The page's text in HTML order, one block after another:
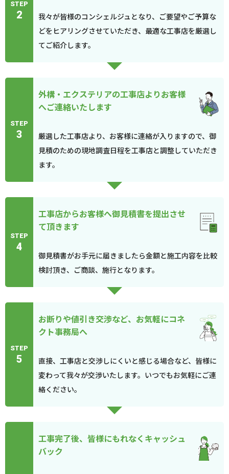
STEP
2
我々が皆様のコンシェルジュとなり、ご要望やご予算な
どをヒアリングさせていただき、最適な工事店を厳選し
てご紹介します。
STEP
3
外構・エクステリアの工事店よりお客様
へご連絡いたします
厳選した工事店より、お客様に連絡が入りますので、御
見積のための現地調査日程を工事店と調整していただき
ます。
STEP
4
工事店からお客様へ御見積書を提出させ
て頂きます
御見積書がお手元に届きましたら金額と施工内容を比較
検討頂き、ご商談、施行となります。
STEP
5
お断りや値引き交渉など、お気軽にコネ
クト事務局へ
直接、工事店と交渉しにくいと感じる場合など、皆様に
変わって我々が交渉いたします。いつでもお気軽にご連
絡ください。
工事完了後、皆様にもれなくキャッシュ
バック